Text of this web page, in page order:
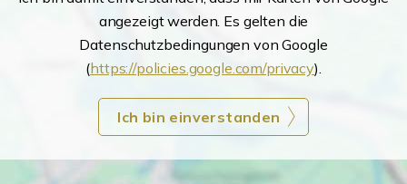
angezeigt werden. Es gelten die
Datenschutzbedingungen von Google
(https://policies.google.com/privacy).
Ich bin einverstanden